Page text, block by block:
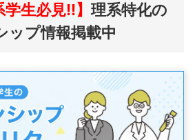
学生必見!!】 理系特化の
ップ情報掲載中